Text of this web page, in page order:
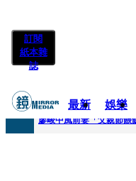
訂閱
紙本雜
誌
最新 娛樂
快訊